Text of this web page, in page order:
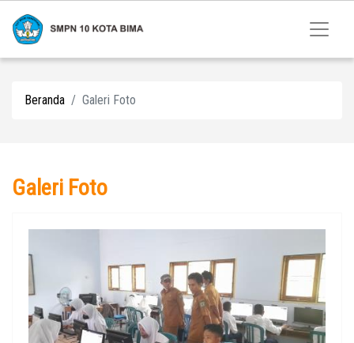
Beranda Galeri Foto
Galeri Foto